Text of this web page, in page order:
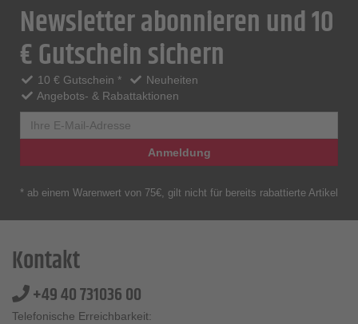
Newsletter abonnieren und 10
€ Gutschein sichern
10 € Gutschein *
Neuheiten
Angebots- & Rabattaktionen
Anmeldung
* ab einem Warenwert von 75€, gilt nicht für bereits rabattierte Artikel
Kontakt
+49 40 731036 00
Telefonische Erreichbarkeit: